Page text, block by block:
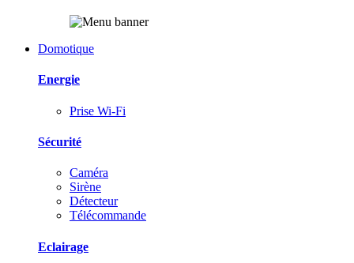
Domotique
Energie
Prise Wi-Fi
Sécurité
Caméra
Sirène
Détecteur
Télécommande
Eclairage